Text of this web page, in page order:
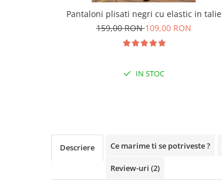
Pantaloni plisati negri cu elastic in talie
159,00 RON109,00 RON
IN STOC
Descriere Ce marime ti se potriveste ?
Review-uri (2)